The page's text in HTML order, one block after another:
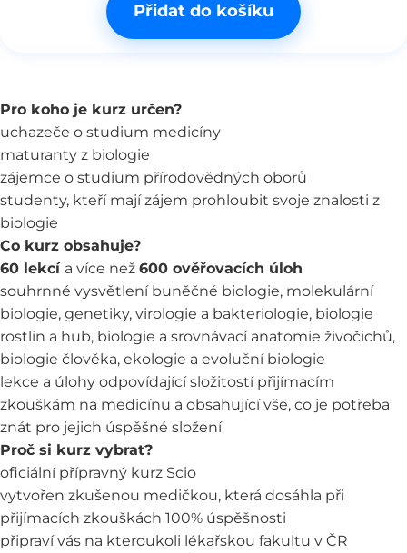
Přidat do košíku
Pro koho je kurz určen?
uchazeče o studium medicíny
maturanty z biologie
zájemce o studium přírodovědných oborů
studenty, kteří mají zájem prohloubit svoje znalosti z
biologie
Co kurz obsahuje?
60 lekcí a více než 600 ověřovacích úloh
souhrnné vysvětlení buněčné biologie, molekulární
biologie, genetiky, virologie a bakteriologie, biologie
rostlin a hub, biologie a srovnávací anatomie živočichů,
biologie člověka, ekologie a evoluční biologie
lekce a úlohy odpovídající složitostí přijímacím
zkouškám na medicínu a obsahující vše, co je potřeba
znát pro jejich úspěšné složení
Proč si kurz vybrat?
oficiální přípravný kurz Scio
vytvořen zkušenou medičkou, která dosáhla při
přijímacích zkouškách 100% úspěšnosti
připraví vás na kteroukoli lékařskou fakultu v ČR